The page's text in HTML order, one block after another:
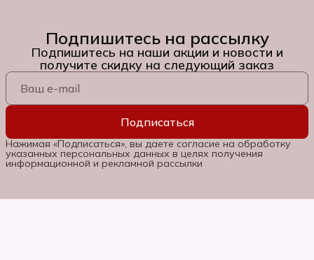
Подпишитесь на рассылку
Подпишитесь на наши акции и новости и
получите скидку на следующий заказ
Подписаться
Нажимая «Подписаться», вы даете согласие на обработку
указанных персональных данных в целях получения
информационной и рекламной рассылки